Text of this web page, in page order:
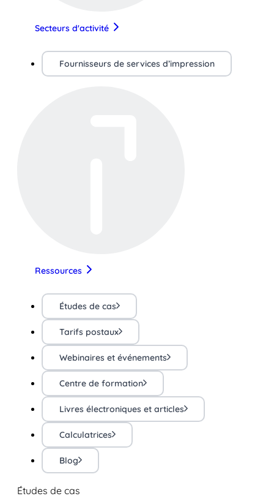
Secteurs d'activité
Fournisseurs de services d’impression
Ressources
Études de cas
Tarifs postaux
Webinaires et événements
Centre de formation
Livres électroniques et articles
Calculatrices
Blog
Études de cas